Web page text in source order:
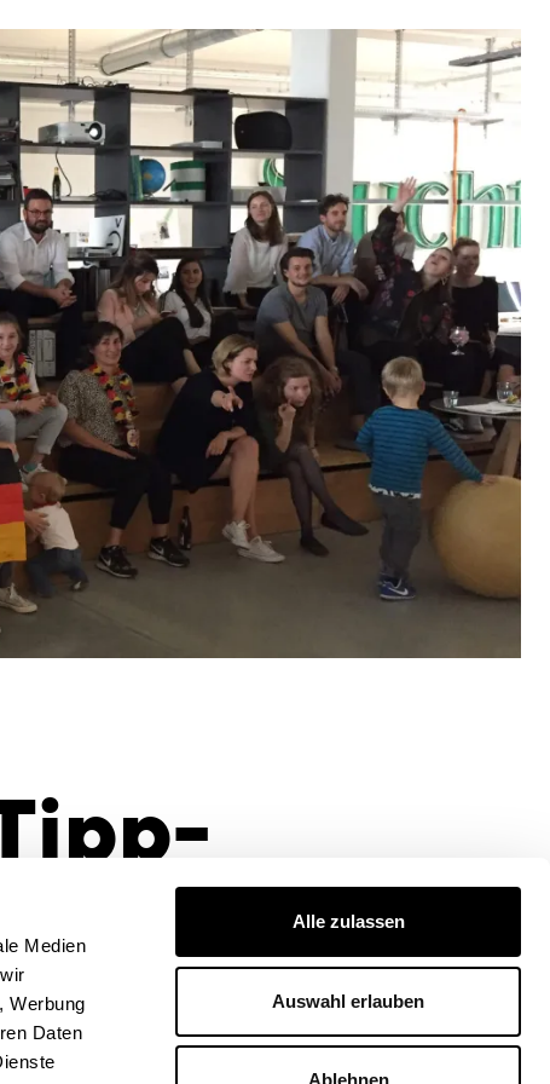
Medien
Werbung
Daten
Alle zulassen
Auswahl erlauben
Ablehnen